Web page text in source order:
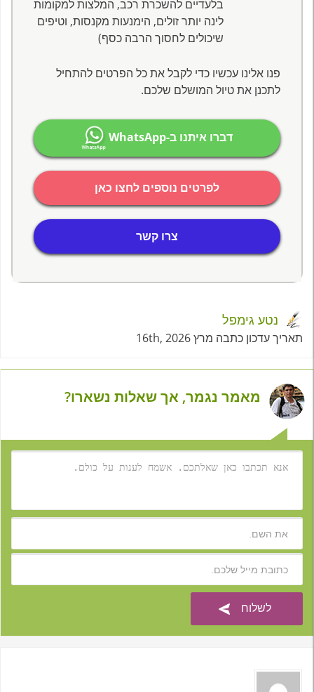
בלעדיים להשכרת רכב, המלצות למקומות
לינה יותר זולים, הימנעות מקנסות, וטיפים
שיכולים לחסוך הרבה כסף)
פנו אלינו עכשיו כדי לקבל את כל הפרטים להתחיל
לתכנן את טיול המושלם שלכם.
דברו איתנו ב-WhatsApp
לפרטים נוספים לחצו כאן
צרו קשר
נטע גימפל
תאריך עדכון כתבה מרץ 16th, 2026
מאמר נגמר, אך שאלות נשארו?